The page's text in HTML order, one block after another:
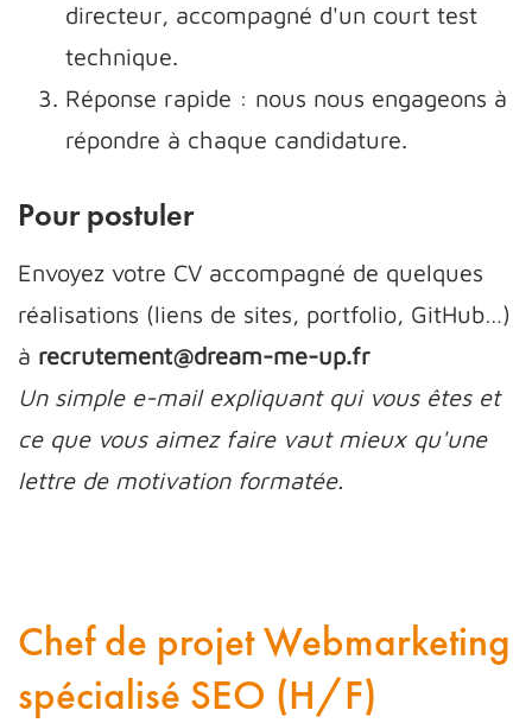
directeur, accompagné d'un court test
technique.
Réponse rapide : nous nous engageons à
répondre à chaque candidature.
Pour postuler
Envoyez votre CV accompagné de quelques
réalisations (liens de sites, portfolio, GitHub…)
à recrutement@dream-me-up.fr
Un simple e-mail expliquant qui vous êtes et
ce que vous aimez faire vaut mieux qu'une
lettre de motivation formatée.
Chef de projet Webmarketing
spécialisé SEO (H/F)